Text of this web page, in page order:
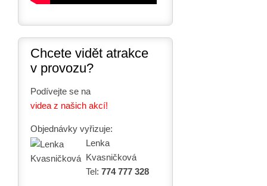
Chcete vidět atrakce
v provozu?
Podívejte se na
videa z našich akcí!
Objednávky vyřizuje:
Lenka
Kvasničková
Tel: 774 777 328